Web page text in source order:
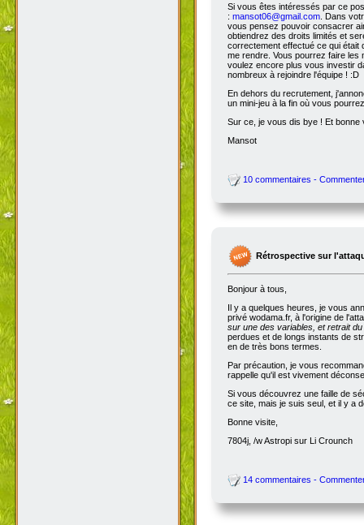
Si vous êtes intéressés par ce
: mansot06@gmail.com . Dans
vous pensez pouvoir consacrer
obtiendrez des droits limités et
correctement effectué ce qui
me rendre. Vous pourrez faire les
voulez encore plus vous investir
nombreux à rejoindre l'équipe ! :D
En dehors du recrutement,
un mini-jeu à la fin où vous
Sur ce, je vous dis bye ! Et bonne
Mansot
10 commentaires -
Rétrospective sur
Bonjour à tous,
Il y a quelques heures, je vous
privé wodama.fr, à l'origine de
sur une des variables, et retrait
perdues et de longs instants de
en de très bons termes.
Par précaution, je vous
rappelle qu'il est vivement
Si vous découvrez une faille de
ce site, mais je suis seul, et il y a
Bonne visite,
7804j, /w Astropi sur Li Crounch
14 commentaires -